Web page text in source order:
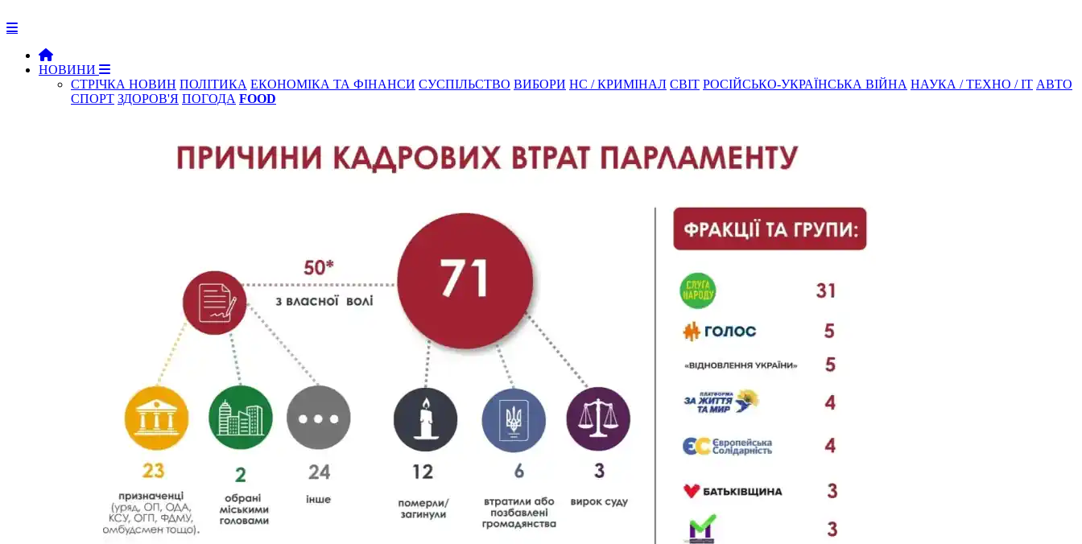
НОВИНИ
СТРІЧКА НОВИН ПОЛІТИКА ЕКОНОМІКА ТА ФІНАНСИ СУСПІЛЬСТВО ВИБОРИ НС / КРИМІНАЛ СВІТ РОСІЙСЬКО-УКРАЇНСЬКА ВІЙНА НАУКА / ТЕХНО / IT АВТО
СПОРТ ЗДОРОВ'Я ПОГОДА FOOD